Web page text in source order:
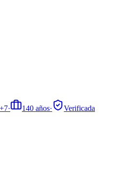
+7· 140 años·
Verificada